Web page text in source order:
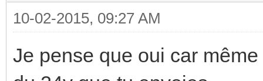
10-02-2015, 09:27 AM
Je pense que oui car